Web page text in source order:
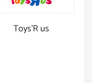
Toys'R us